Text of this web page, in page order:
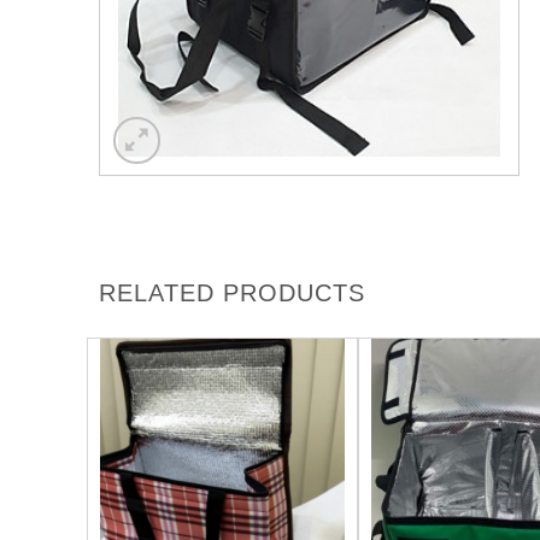
RELATED PRODUCTS